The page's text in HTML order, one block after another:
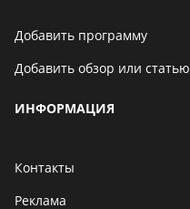
Добавить программу
Добавить обзор или статью
ИНФОРМАЦИЯ
Контакты
Реклама